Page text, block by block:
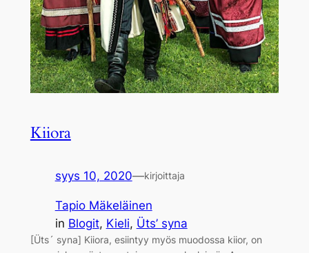
Kiiora
syys 10, 2020—kirjoittaja
Tapio Mäkeläinen
in Blogit, Kieli, Üts’ syna
[Üts´ syna] Kiiora, esiintyy myös muodossa kiior, on